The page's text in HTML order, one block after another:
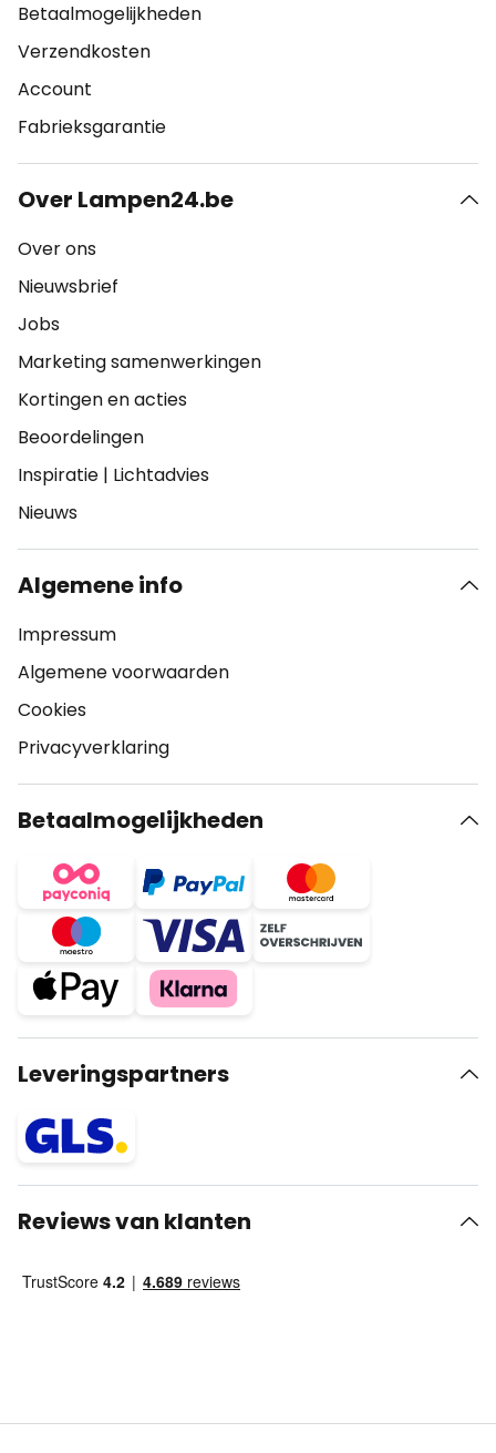
Betaalmogelijkheden
Verzendkosten
Account
Fabrieksgarantie
Over Lampen24.be
Over ons
Nieuwsbrief
Jobs
Marketing samenwerkingen
Kortingen en acties
Beoordelingen
Inspiratie | Lichtadvies
Nieuws
Algemene info
Impressum
Algemene voorwaarden
Cookies
Privacyverklaring
Betaalmogelijkheden
Leveringspartners
Reviews van klanten